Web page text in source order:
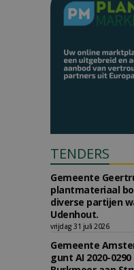
TENDERS
Gemeente
plantmateriaal
diverse partijen
Udenhout.
vrijdag 31 juli 2026
Gemeente
gunt AI 2020-